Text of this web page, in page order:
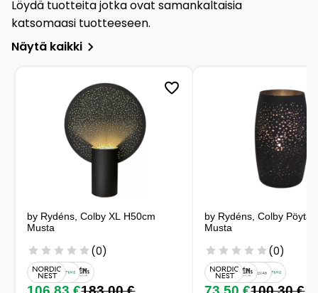
Löydä tuotteita jotka ovat samankaltaisia
katsomaasi tuotteeseen.
Näytä kaikki
by Rydéns, Colby XL H50cm
Musta
(0)
by Rydéns, Colby
Musta
(0)